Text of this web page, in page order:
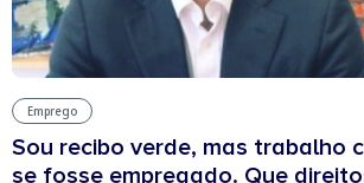
Emprego
Sou recibo verde, mas trabalho
se fosse empregado. Que